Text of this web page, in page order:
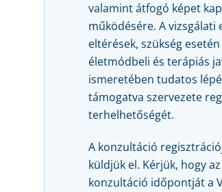
valamint átfogó képet
működésére. A
eltérések, szükség
életmódbeli és terápiás
ismeretében tudatos
támogatva szervezete
terhelhetőségét.
A konzultáció
küldjük el. Kérjük, hogy
konzultáció időpontját a